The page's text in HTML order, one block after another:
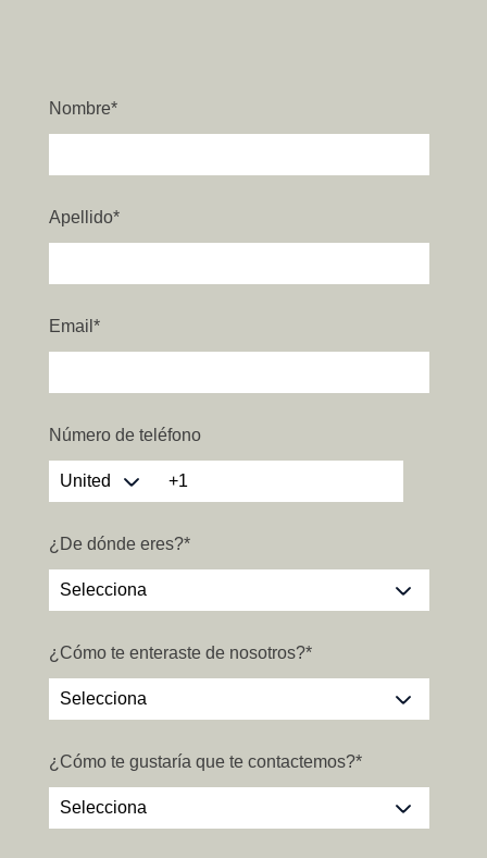
Nombre*
Apellido*
Email *
Número de teléfono
¿De dónde eres?*
¿Cómo te enteraste de nosotros?*
¿Cómo te gustaría que te contactemos?*